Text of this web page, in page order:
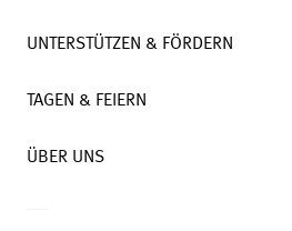
UNTERSTÜTZEN & FÖRDERN
TAGEN & FEIERN
ÜBER UNS